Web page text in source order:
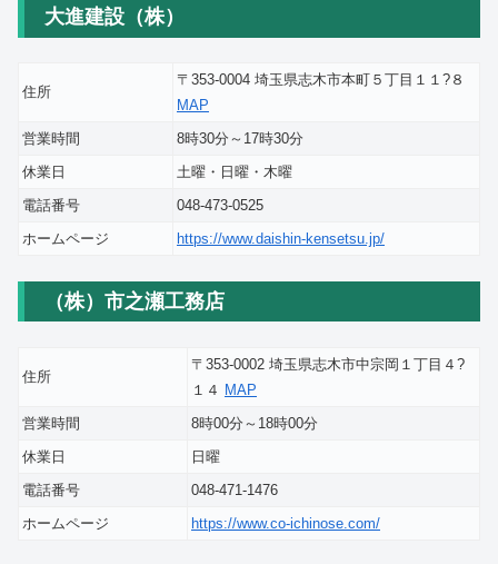
大進建設（株）
住所
〒353-0004 埼玉県志木市本町５丁目１１?８
MAP
営業時間
8時30分～17時30分
休業日
土曜・日曜・木曜
電話番号
048-473-0525
ホームページ
https://www.daishin-kensetsu.jp/
（株）市之瀬工務店
住所
〒353-0002 埼玉県志木市中宗岡１丁目４?
１４ MAP
営業時間
8時00分～18時00分
休業日
日曜
電話番号
048-471-1476
ホームページ
https://www.co-ichinose.com/